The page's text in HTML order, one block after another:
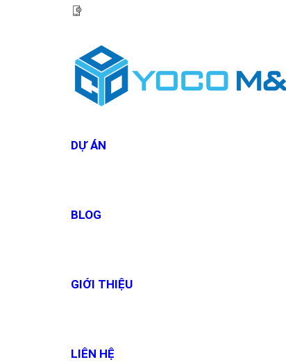
DỰ ÁN
BLOG
GIỚI THIỆU
LIÊN HỆ